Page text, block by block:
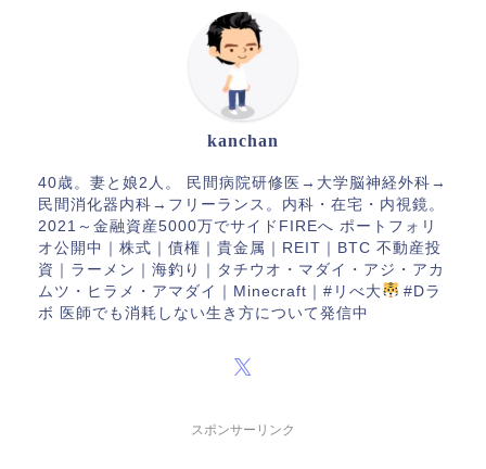
kanchan
40歳。妻と娘2人。 民間病院研修医→大学脳神経外科→
民間消化器内科→フリーランス。内科・在宅・内視鏡。
2021～金融資産5000万でサイドFIREへ ポートフォリ
オ公開中｜株式｜債権｜貴金属｜REIT｜BTC 不動産投
資｜ラーメン｜海釣り｜タチウオ・マダイ・アジ・アカ
ムツ・ヒラメ・アマダイ｜Minecraft｜#リべ大
#Dラ
ボ 医師でも消耗しない生き方について発信中
スポンサーリンク